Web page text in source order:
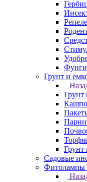
Грунт и
Грунт
Грунт
Садовые
Фитолампы